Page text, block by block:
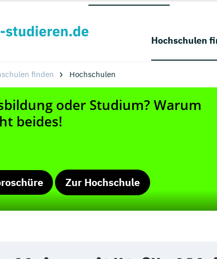
Hochschulen
finden Hochschulen
Zur Hochschule